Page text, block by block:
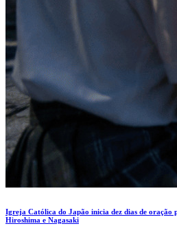
Igreja Católica do Japão inicia dez dias de oração
Hiroshima e Nagasaki